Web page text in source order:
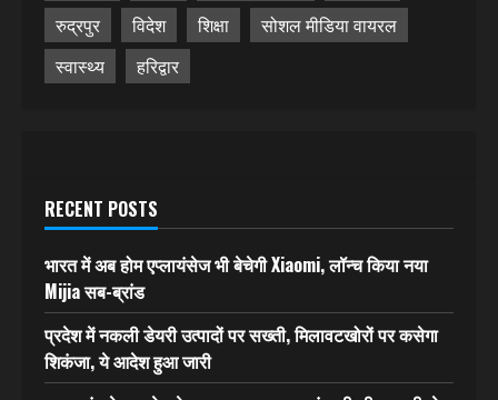
रुद्रपुर
विदेश शिक्षा
सोशल मीडिया वायरल
स्वास्थ्य
हरिद्वार
RECENT POSTS
भारत में अब होम एप्लायंसेज भी बेचेगी Xiaomi, लॉन्च किया नया
Mijia सब-ब्रांड
प्रदेश में नकली डेयरी उत्पादों पर सख्ती, मिलावटखोरों पर कसेगा
शिकंजा, ये आदेश हुआ जारी